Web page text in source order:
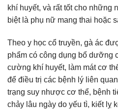
khí huyết, và rất tốt cho những
biệt là phụ nữ mang thai hoặc
Theo y học cổ truyền, gà ác
phẩm có công dụng bổ dưỡng
cường khí huyết, làm mát cơ
để điều trị các bệnh lý liên
trạng suy nhược cơ thể, bệnh
chảy lâu ngày do yếu tì, kiết lỵ